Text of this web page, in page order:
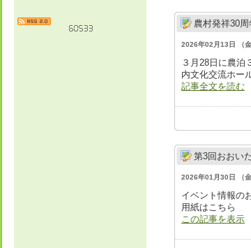
農村発祥30
2026年02月13日 （
３月28日に農泊
内文化交流ホー
記事全文を読む
第3回おおい
2026年01月30日 （
イベント情報の
用紙はこちら
この記事を表示